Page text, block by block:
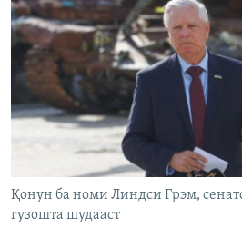
Қонун ба номи Линдси Грэм,
гузошта шудааст